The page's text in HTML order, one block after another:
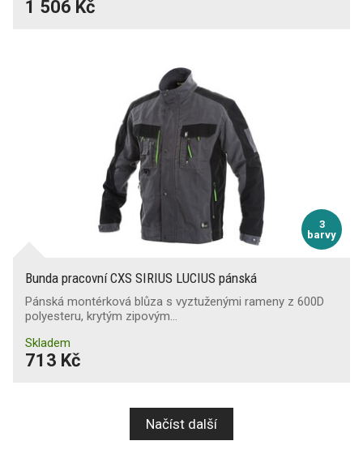
1 506 Kč
3
barvy
Bunda pracovní CXS SIRIUS LUCIUS pánská
Pánská montérková blůza s vyztuženými rameny z 600D
polyesteru, krytým zipovým…
Skladem
713 Kč
Načíst další